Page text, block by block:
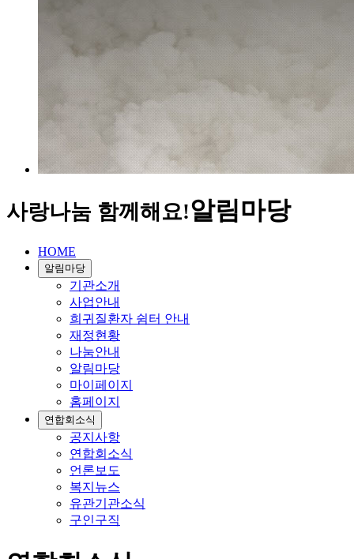
사랑나눔 함께해요!알림마당
HOME
알림마당
기관소개
사업안내
희귀질환자 쉼터 안내
재정현황
나눔안내
알림마당
마이페이지
홈페이지
연합회소식
공지사항
연합회소식
언론보도
복지뉴스
유관기관소식
구인구직